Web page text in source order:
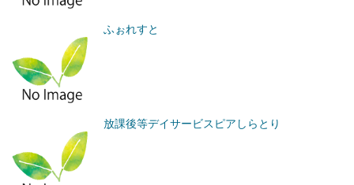
ふぉれすと
放課後等デイサービスピアしらとり